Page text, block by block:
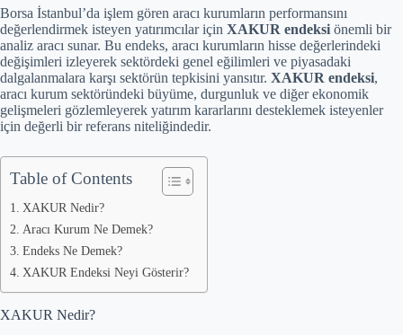
Borsa İstanbul’da işlem gören aracı kurumların performansını
değerlendirmek isteyen yatırımcılar için XAKUR endeksi önemli bir
analiz aracı sunar. Bu endeks, aracı kurumların hisse değerlerindeki
değişimleri izleyerek sektördeki genel eğilimleri ve piyasadaki
dalgalanmalara karşı sektörün tepkisini yansıtır. XAKUR endeksi,
aracı kurum sektöründeki büyüme, durgunluk ve diğer ekonomik
gelişmeleri gözlemleyerek yatırım kararlarını desteklemek isteyenler
için değerli bir referans niteliğindedir.
Table of Contents
XAKUR Nedir?
Aracı Kurum Ne Demek?
Endeks Ne Demek?
XAKUR Endeksi Neyi Gösterir?
XAKUR Nedir?